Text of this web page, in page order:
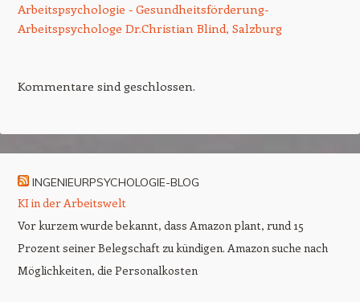
Arbeitspsychologie - Gesundheitsförderung-
Arbeitspsychologe Dr.Christian Blind, Salzburg
Kommentare sind geschlossen.
INGENIEURPSYCHOLOGIE-BLOG
KI in der Arbeitswelt
Vor kurzem wurde bekannt, dass Amazon plant, rund 15
Prozent seiner Belegschaft zu kündigen. Amazon suche nach
Möglichkeiten, die Personalkosten